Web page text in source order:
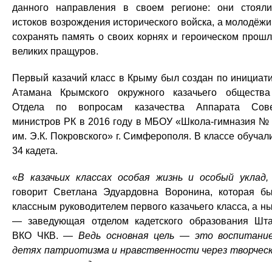
данного направления в своем регионе: они
истоков возрождения исторического войска, а
сохранять память о своих корнях и героическом
великих пращуров.
Первый казачий класс в Крыму был создан по
Атамана Крымского окружного казачьего
Отдела по вопросам казачества Аппарата
министров РК в 2016 году в МБОУ «Школа-гимназия №
им. Э.К. Покровского» г. Симферополя. В классе
34 кадета.
«В казачьих классах особая жизнь и особый
говорит Светлана Эдуардовна Воронина, которая
классным руководителем первого казачьего класса, а
— заведующая отделом кадетского образования
ВКО ЧКВ. — Ведь основная цель — это
детях патриотизма и нравственности через